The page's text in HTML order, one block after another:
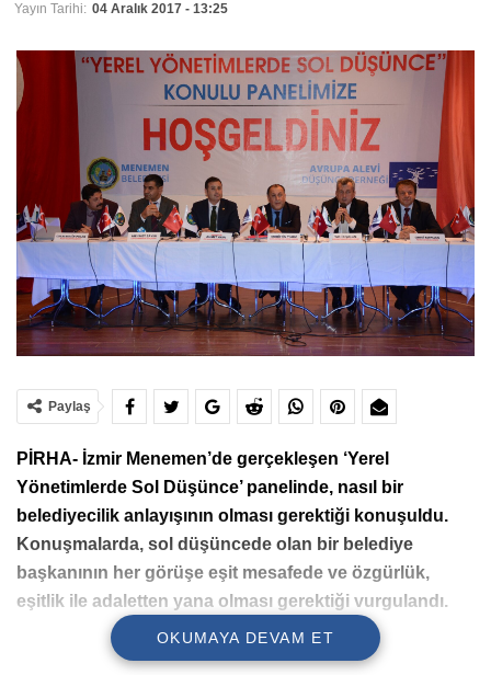
Yayın Tarihi: 04 Aralık 2017 - 13:25
Paylaş
PİRHA- İzmir Menemen’de gerçekleşen ‘Yerel
Yönetimlerde Sol Düşünce’ panelinde, nasıl bir
belediyecilik anlayışının olması gerektiği konuşuldu.
Konuşmalarda, sol düşüncede olan bir belediye
başkanının her görüşe eşit mesafede ve özgürlük,
eşitlik ile adaletten yana olması gerektiği vurgulandı.
Menemen Belediyesi ile Avrupa Alevi Düşünce Derneği
OKUMAYA DEVAM ET